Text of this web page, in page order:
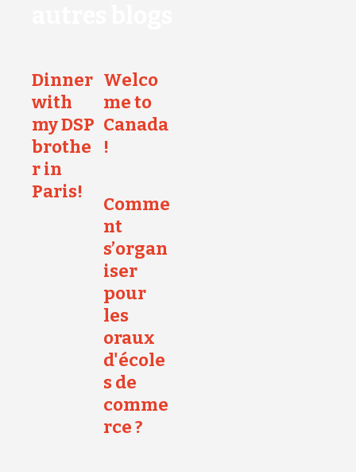
Dinner
with
my DSP
brothe
r in
Paris!
Welco
me to
Canada
!
Comme
nt
s’organ
iser
pour
les
oraux
d'école
s de
comme
rce ?